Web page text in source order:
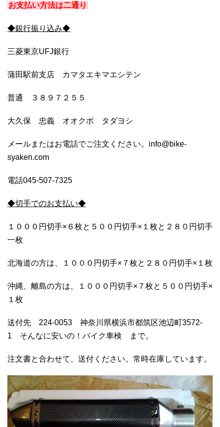
お支払い方法は二通り
◆銀行振り込み◆
三菱東京UFJ銀行
蒲田駅前支店 カマタエキマエシテン
普通 ３８９７２５５
大久保 忠義 オオクボ タダヨシ
メールまたはお電話でご注文ください。info@bike-
syaken.com
電話045-507-7325
◆切手でのお支払い◆
１０００円切手×６枚と５００円切手×１枚と２８０円切手
一枚
北海道の方は、１０００円切手×７枚と２８０円切手×１枚
沖縄、離島の方は、１０００円切手×７枚と５００円切手×
１枚
送付先 224-0053 神奈川県横浜市都筑区池辺町3572-
1 そんなに安いの！バイク車検 まで。
注文書と合わせて、送付ください。常時在庫しています。